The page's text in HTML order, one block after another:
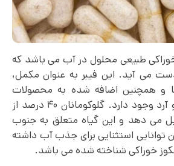
طبیعی محلول در آب می باشد که
می آید. این فیبر به عنوان مکمل،
و همچنین اضافه شده به محصولات
خوراکی مانند پاستا و آرد وجود دارد. گلوکومانان ۴۰ درصد از
می دهد و این گیاه متعلق به جنوب
توانایی استثنایی برای جذب آب داشته
خوراکی شناخته شده می باشد.